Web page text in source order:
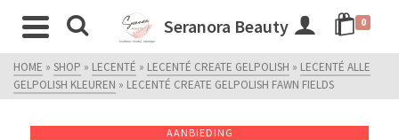
Seranora Beauty 0
HOME » SHOP » LECENTÉ » LECENTÉ CREATE GELPOLISH » LECENTÉ ALLE
GELPOLISH KLEUREN » LECENTÉ CREATE GELPOLISH FAWN FIELDS
AANBIEDING